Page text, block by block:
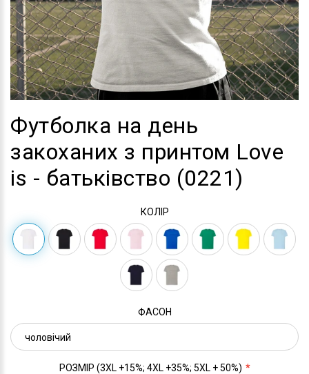
Футболка на день
закоханих з принтом Love
is - батьківство (0221)
КОЛІР
ФАСОН
РОЗМІР (3XL +15%; 4XL +35%; 5XL + 50%)